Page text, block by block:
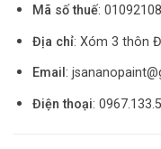
Mã số thuế:
Địa chỉ: Xóm 3 thôn
Email :
Điện thoại: